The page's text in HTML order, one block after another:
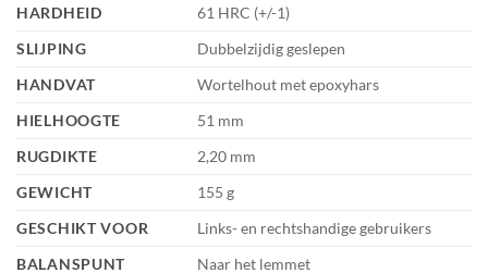
HARDHEID
61 HRC (+/-1)
SLIJPING
Dubbelzijdig geslepen
HANDVAT
Wortelhout met epoxyhars
HIELHOOGTE
51 mm
RUGDIKTE
2,20 mm
GEWICHT
155 g
GESCHIKT VOOR
Links- en rechtshandige gebruikers
BALANSPUNT
Naar het lemmet